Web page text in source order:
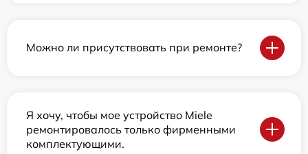
Можно ли присутствовать при ремонте?
Я хочу, чтобы мое устройство Miele
ремонтировалось только фирменными
комплектующими.